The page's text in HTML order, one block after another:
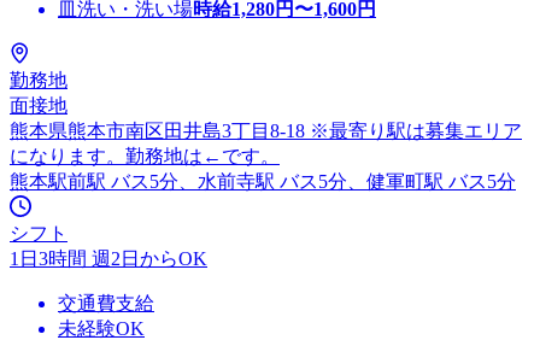
皿洗い・洗い場時給1,280円〜1,600円
勤務地
面接地
熊本県熊本市南区田井島3丁目8-18 ※最寄り駅は募集エリア
になります。勤務地は←です。
熊本駅前駅 バス5分、水前寺駅 バス5分、健軍町駅 バス5分
シフト
1日3時間 週2日からOK
交通費支給
未経験OK